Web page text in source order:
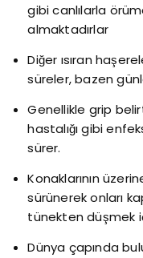
gibi canlılarla
almaktadırlar
Diğer ısıran
süreler, bazen
Genellikle grip
hastalığı gibi
sürer.
Konaklarının
sürünerek onları
tünekten düşmek
Dünya çapında